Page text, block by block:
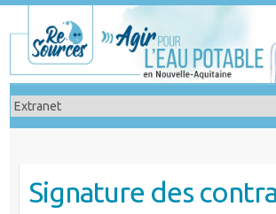
to
content
Signature des